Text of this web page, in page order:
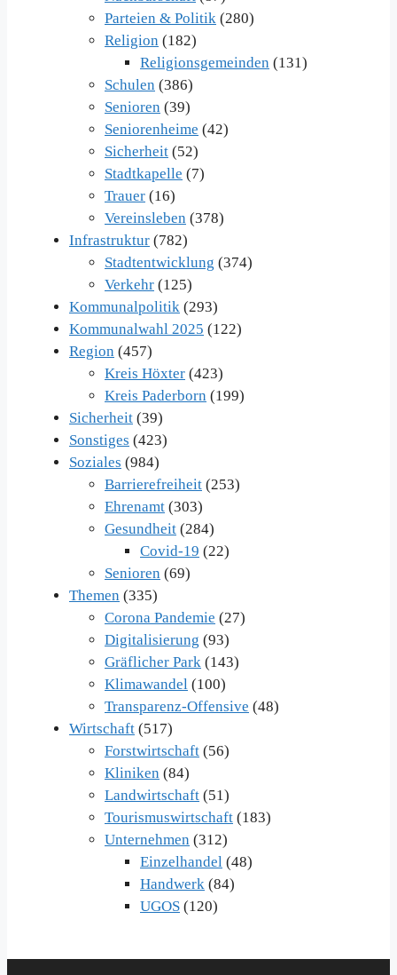
Parteien & Politik (280)
Religion (182)
Religionsgemeinden (131)
Schulen (386)
Senioren (39)
Seniorenheime (42)
Sicherheit (52)
Stadtkapelle (7)
Trauer (16)
Vereinsleben (378)
Infrastruktur (782)
Stadtentwicklung (374)
Verkehr (125)
Kommunalpolitik (293)
Kommunalwahl 2025 (122)
Region (457)
Kreis Höxter (423)
Kreis Paderborn (199)
Sicherheit (39)
Sonstiges (423)
Soziales (984)
Barrierefreiheit (253)
Ehrenamt (303)
Gesundheit (284)
Covid-19 (22)
Senioren (69)
Themen (335)
Corona Pandemie (27)
Digitalisierung (93)
Gräflicher Park (143)
Klimawandel (100)
Transparenz-Offensive (48)
Wirtschaft (517)
Forstwirtschaft (56)
Kliniken (84)
Landwirtschaft (51)
Tourismuswirtschaft (183)
Unternehmen (312)
Einzelhandel (48)
Handwerk (84)
UGOS (120)